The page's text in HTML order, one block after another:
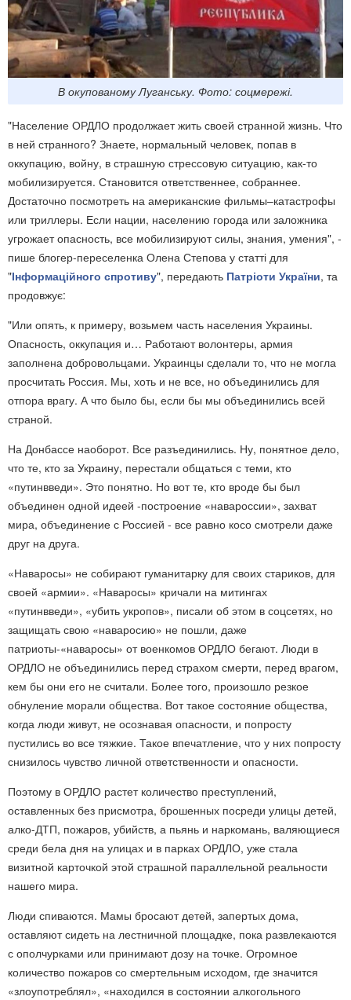
В окупованому Луганську. Фото: соцмережі.
"Население ОРДЛО продолжает жить своей странной жизнь. Что
в ней странного? Знаете, нормальный человек, попав в
оккупацию, войну, в страшную стрессовую ситуацию, как-то
мобилизируется. Становится ответственнее, собраннее.
Достаточно посмотреть на американские фильмы–катастрофы
или триллеры. Если нации, населению города или заложника
угрожает опасность, все мобилизируют силы, знания, умения", -
пише блогер-переселенка Олена Степова у статті для
"Інформаційного спротиву", передають Патріоти України, та
продовжує:
"Или опять, к примеру, возьмем часть населения Украины.
Опасность, оккупация и… Работают волонтеры, армия
заполнена добровольцами. Украинцы сделали то, что не могла
просчитать Россия. Мы, хоть и не все, но объединились для
отпора врагу. А что было бы, если бы мы объединились всей
страной.
На Донбассе наоборот. Все разъединились. Ну, понятное дело,
что те, кто за Украину, перестали общаться с теми, кто
«путинвведи». Это понятно. Но вот те, кто вроде бы был
объединен одной идеей -построение «навароссии», захват
мира, объединение с Россией - все равно косо смотрели даже
друг на друга.
«Наваросы» не собирают гуманитарку для своих стариков, для
своей «армии». «Наваросы» кричали на митингах
«путинвведи», «убить укропов», писали об этом в соцсетях, но
защищать свою «наваросию» не пошли, даже
патриоты-«наваросы» от военкомов ОРДЛО бегают. Люди в
ОРДЛО не объединились перед страхом смерти, перед врагом,
кем бы они его не считали. Более того, произошло резкое
обнуление морали общества. Вот такое состояние общества,
когда люди живут, не осознавая опасности, и попросту
пустились во все тяжкие. Такое впечатление, что у них попросту
снизилось чувство личной ответственности и опасности.
Поэтому в ОРДЛО растет количество преступлений,
оставленных без присмотра, брошенных посреди улицы детей,
алко-ДТП, пожаров, убийств, а пьянь и наркомань, валяющиеся
среди бела дня на улицах и в парках ОРДЛО, уже стала
визитной карточкой этой страшной параллельной реальности
нашего мира.
Люди спиваются. Мамы бросают детей, запертых дома,
оставляют сидеть на лестничной площадке, пока развлекаются
с ополчурками или принимают дозу на точке. Огромное
количество пожаров со смертельным исходом, где значится
«злоупотреблял», «находился в состоянии алкогольного